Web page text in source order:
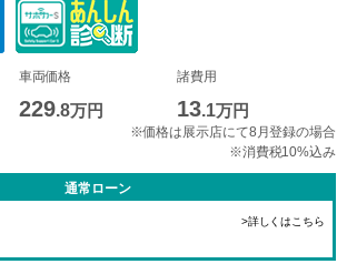
車両価格
229.8万円
諸費用
13.1万円
※価格は展示店にて8月登録の場合
※消費税10%込み
通常ローン
>詳しくはこちら